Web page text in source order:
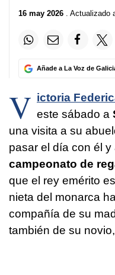
16 may 2026 . Actualizado
Añade a La Voz de
V ictoria
este sábado a
una visita a su
pasar el día con él y
campeonato de
que el rey emérito
nieta del monarca
compañía de su
también de su novio,